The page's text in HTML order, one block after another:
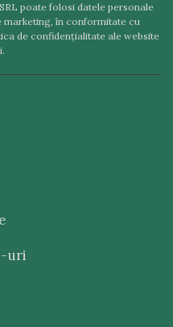
poate folosi datele personale
marketing, în conformitate cu
de confidenţialitate ale website
uri